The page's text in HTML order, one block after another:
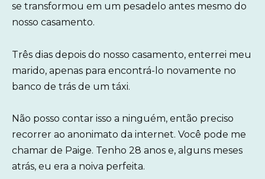
se transformou em um pesadelo antes mesmo do
nosso casamento.
Três dias depois do nosso casamento, enterrei meu
marido, apenas para encontrá-lo novamente no
banco de trás de um táxi.
Não posso contar isso a ninguém, então preciso
recorrer ao anonimato da internet. Você pode me
chamar de Paige. Tenho 28 anos e, alguns meses
atrás, eu era a noiva perfeita.